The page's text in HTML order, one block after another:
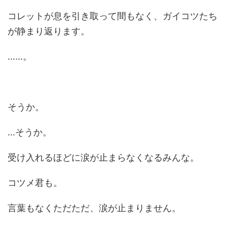
コレットが息を引き取って間もなく、ガイコツたち
が静まり返ります。
……。
そうか。
…そうか。
受け入れるほどに涙が止まらなくなるみんな。
コツメ君も。
言葉もなくただただ、涙が止まりません。